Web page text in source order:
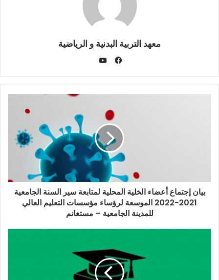
معهد التربية البدنية و الرياضية
بيان إجتماع أعضاء الخلية المحلية لمتابعة سير السنة الجامعية
2021-2022 الموسعة لرؤساء مؤسسات التعليم العالي
للمدينة الجامعية – مستغانم